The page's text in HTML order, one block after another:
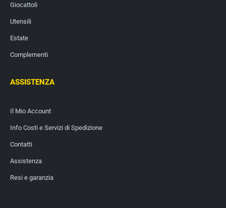
Giocattoli
Utensili
Estate
Complementi
ASSISTENZA
Il Mio Account
Info Costi e Servizi di Spedizione
Contatti
Assistenza
Resi e garanzia